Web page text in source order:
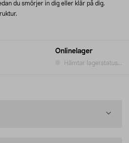
Onlinelager
Hämtar lagerstatus...
du smörjer in dig eller klär på dig.